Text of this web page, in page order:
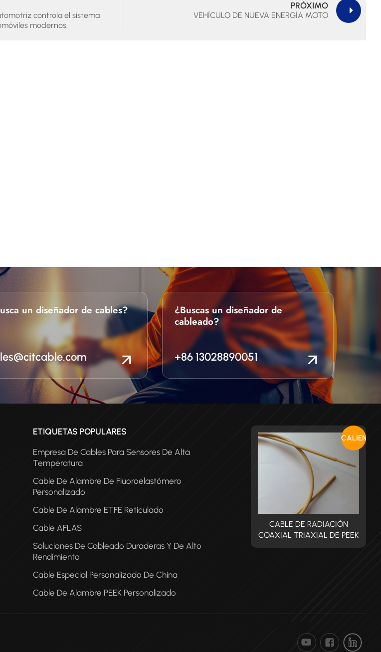
controla el sistema
modernos.
PRÓXIMO
VEHÍCULO DE NUEVA ENERGÍA MOTO
un diseñador de cables?
¿Buscas un diseñador de
cableado?
+86 13028890051
ETIQUETAS POPULARES
Empresa De Cables Para Sensores De Alta
Temperatura
Cable De Alambre De Fluoroelastómero
Personalizado
Cable De Alambre ETFE Reticulado
Cable AFLAS
Soluciones De Cableado Duraderas Y De Alto
Rendimiento
Cable Especial Personalizado De China
Cable De Alambre PEEK Personalizado
CALIENTE
CABLE DE RADIACIÓN
COAXIAL TRIAXIAL DE PEEK